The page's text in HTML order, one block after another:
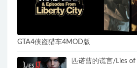
GTA4侠盗猎车4MOD版
匹诺曹的谎言/Lies of